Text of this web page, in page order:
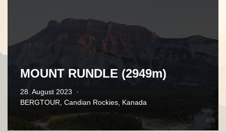
MOUNT RUNDLE (2949m)
28. August 2023
BERGTOUR, Candian Rockies, Kanada